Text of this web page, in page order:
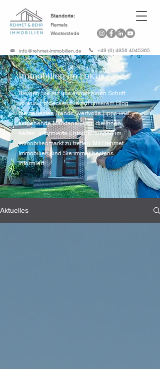
Standorte:
Remels
Westerstede
+49 (0) 4956 4045365
info@rehmet-immobilien.de
Immobilien im Fokus
Bleiben Sie mit uns immer einen Schritt
voraus. Entdecken Sie auf unserem Blog
die neuesten Trends, wertvolle Tipps und
tiefgehende Marktanalysen, die Ihnen
helfen, informierte Entscheidungen im
Immobilienmarkt zu treffen. Mit Rehmet
Immobilien sind Sie immer bestens
informiert.
Aktuelles